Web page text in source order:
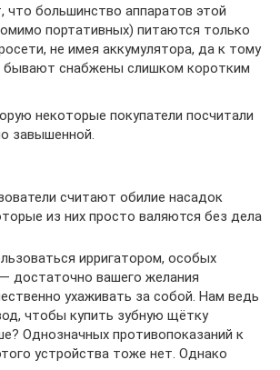
что большинство аппаратов этой
портативных) питаются только
не имея аккумулятора, да к тому
бывают снабжены слишком коротким
некоторые покупатели посчитали
завышенной.
считают обилие насадок
из них просто валяются без дела
ирригатором, особых
достаточно вашего желания
ухаживать за собой. Нам ведь
чтобы купить зубную щётку
Однозначных противопоказаний к
устройства тоже нет. Однако